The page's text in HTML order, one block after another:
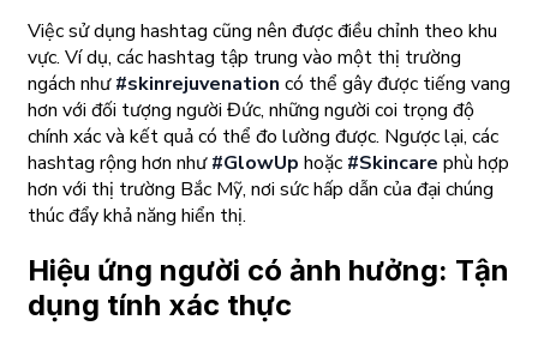
Việc sử dụng hashtag cũng nên được điều chỉnh theo khu
vực. Ví dụ, các hashtag tập trung vào một thị trường
ngách như#skinrejuvenation có thể gây được tiếng vang
hơn với đối tượng người Đức, những người coi trọng độ
chính xác và kết quả có thể đo lường được. Ngược lại, các
hashtag rộng hơn như#GlowUp hoặc #Skincare phù hợp
hơn với thị trường Bắc Mỹ, nơi sức hấp dẫn của đại chúng
thúc đẩy khả năng hiển thị.
Hiệu ứng người có ảnh hưởng: Tận
dụng tính xác thực